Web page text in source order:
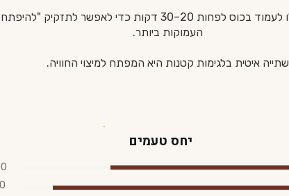
בגלל המורכבות והעוצמה שלו, מומלץ לתת לו לעמוד בכוס לפחות
העמוקות ביותר.
שתייה איטית בלגימות קטנות היא המפתח למיצוי החוויה.
יחס טעמים